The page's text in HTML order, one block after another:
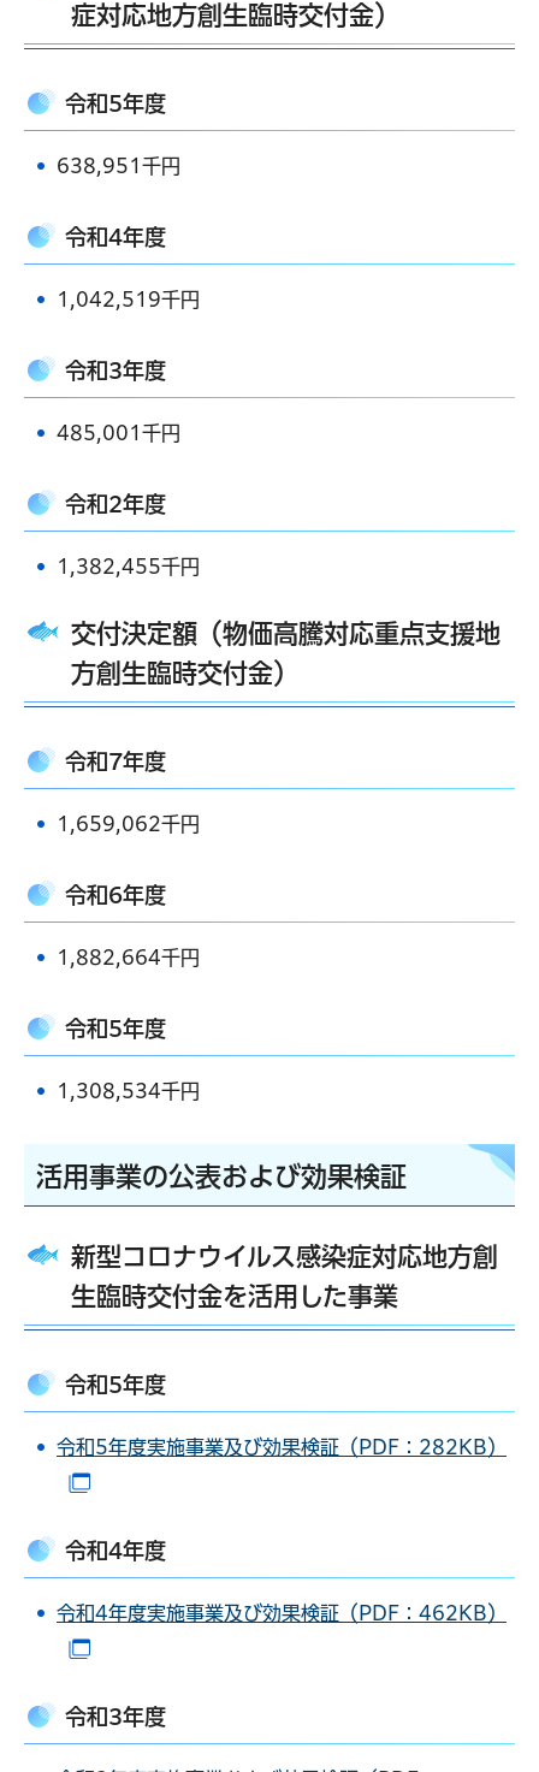
症対応地方創生臨時交付金）
令和5年度
638,951千円
令和4年度
1,042,519千円
令和3年度
485,001千円
令和2年度
1,382,455千円
交付決定額（物価高騰対応重点支援地
方創生臨時交付金）
令和7年度
1,659,062千円
令和6年度
1,882,664千円
令和5年度
1,308,534千円
活用事業の公表および効果検証
新型コロナウイルス感染症対応地方創
生臨時交付金を活用した事業
令和5年度
令和5年度実施事業及び効果検証（PDF：282KB）
令和4年度
令和4年度実施事業及び効果検証（PDF：462KB）
令和3年度